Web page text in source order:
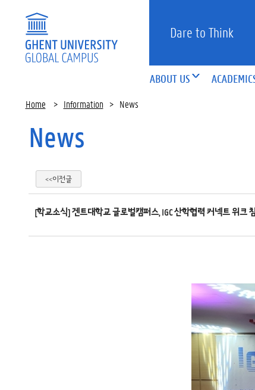
Dare to Think
ABOUT US
Home > Information > News
News
<<이전글
[학교소식] 겐트대학교 글로벌캠퍼스, IGC 산학협력 커넥트 위크